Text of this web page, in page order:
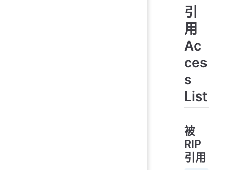
引
用
Ac
ces
s
List
被
RIP
引用